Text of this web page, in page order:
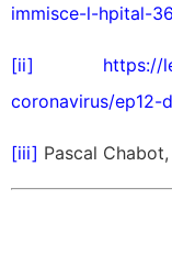
immisce-l-hpital-
[ii]
https://
coronavirus/
[iii] Pascal Chabot,